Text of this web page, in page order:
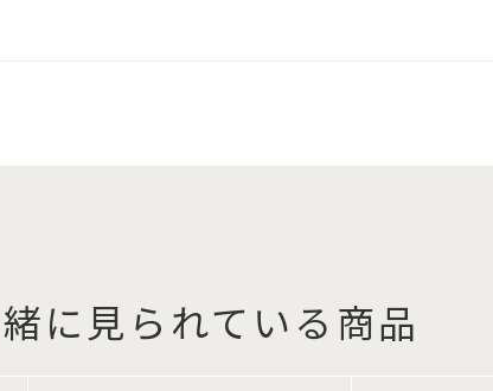
に見られている商品